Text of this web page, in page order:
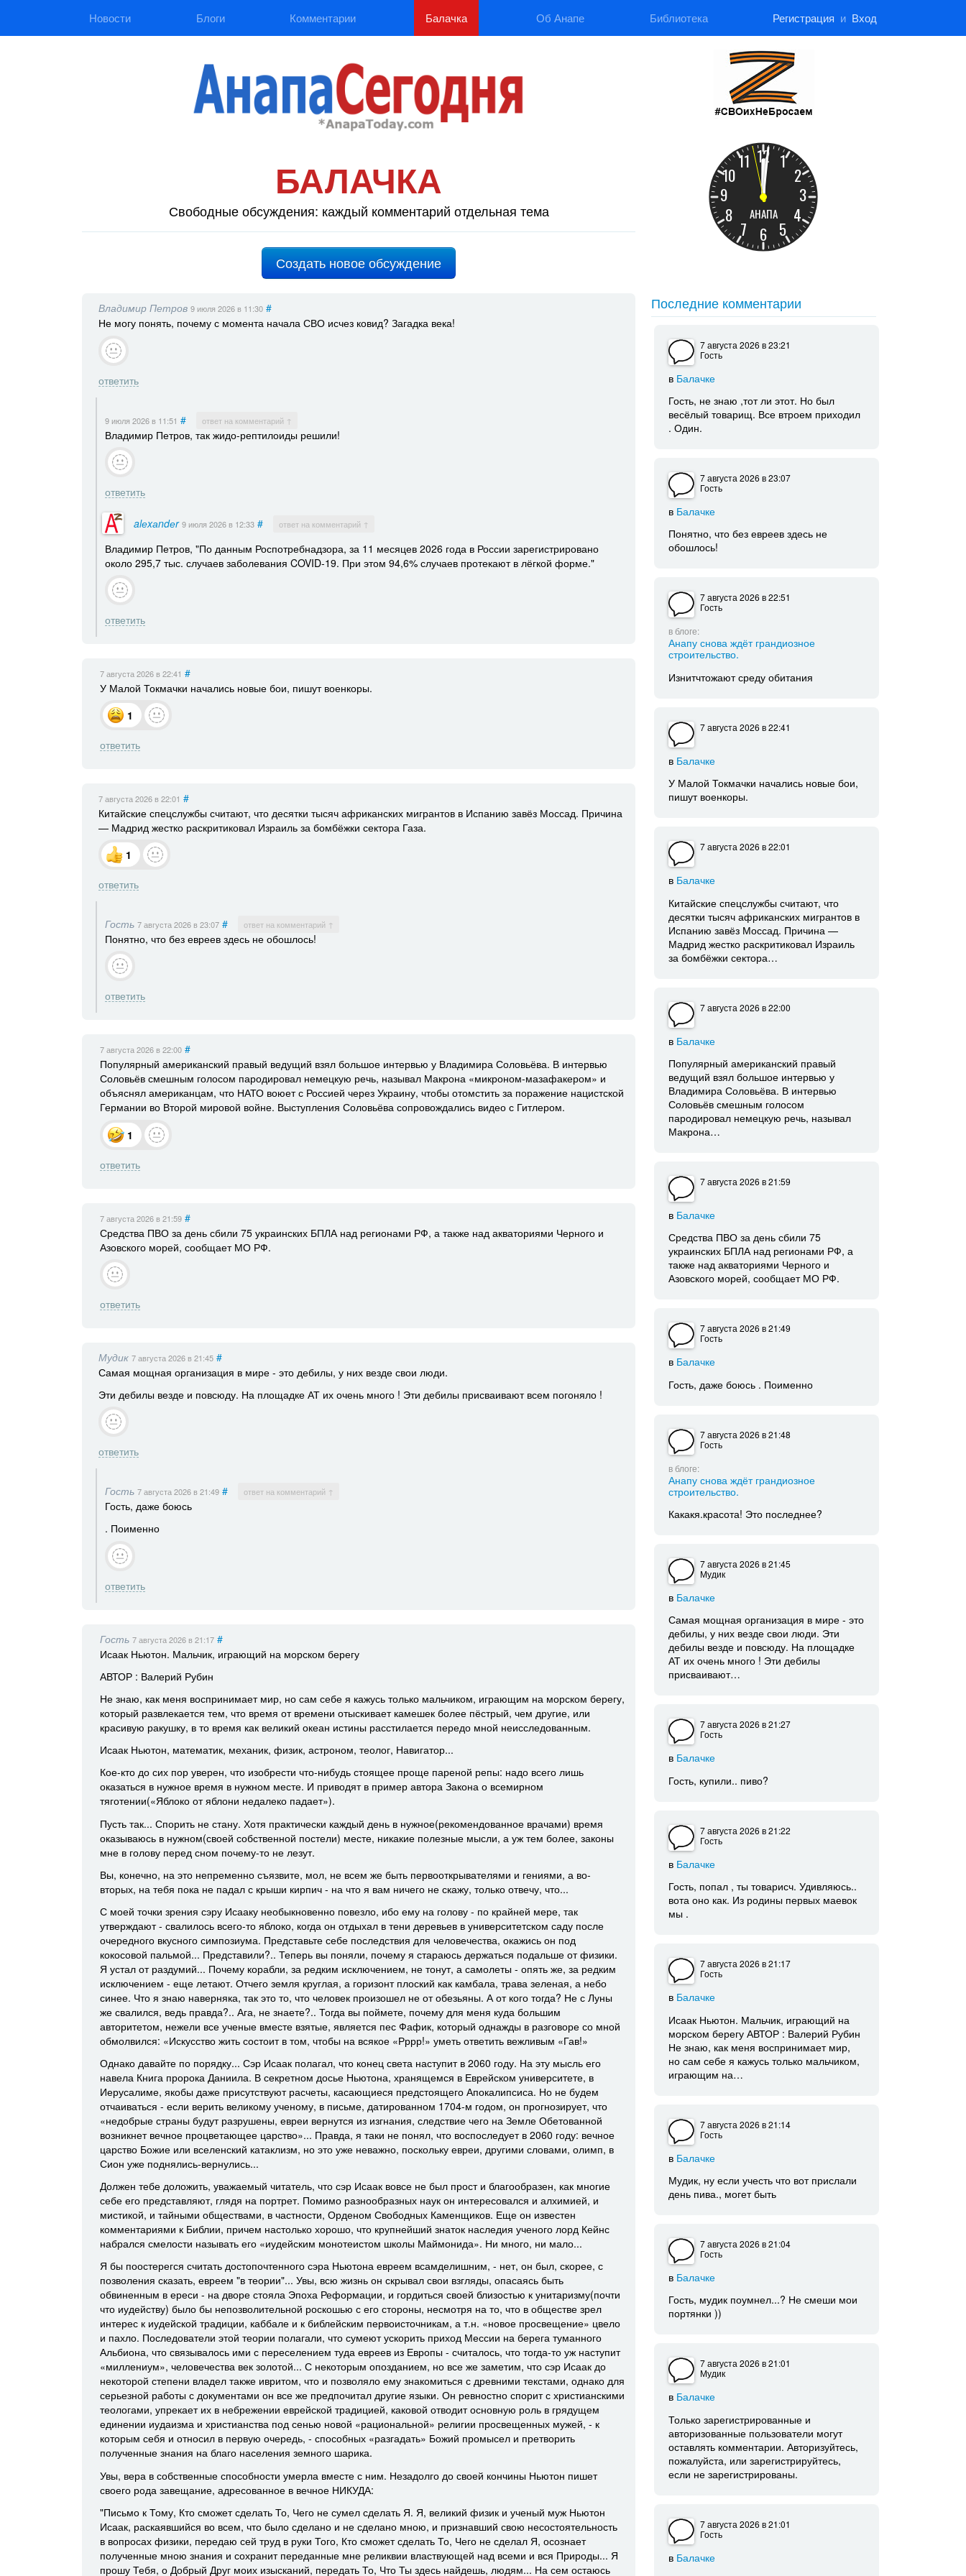
Новости Блоги Комментарии Балачка Об Анапе Библиотека Регистрация и Вход
БАЛАЧКА
Свободные обсуждения: каждый комментарий отдельная тема
Создать новое обсуждение
Владимир Петров 9 июля 2026 в 11:30 #
Не могу понять, почему с момента начала СВО исчез ковид? Загадка века!
ответить
9 июля 2026 в 11:51 # ответ на комментарий ↑
Владимир Петров, так жидо-рептилоиды решили!
ответить
alеxаndеr 9 июля 2026 в 12:33 # ответ на комментарий ↑
Владимир Петров, "По данным Роспотребнадзора, за 11 месяцев 2026 года в России зарегистрировано
около 295,7 тыс. случаев заболевания COVID-19. При этом 94,6% случаев протекают в лёгкой форме."
ответить
7 августа 2026 в 22:41 #
У Малой Токмачки начались новые бои, пишут военкоры.
1
ответить
7 августа 2026 в 22:01 #
Китайские спецслужбы считают, что десятки тысяч африканских мигрантов в Испанию завёз Моссад. Причина
— Мадрид жестко раскритиковал Израиль за бомбёжки сектора Газа.
1
ответить
Гость 7 августа 2026 в 23:07 # ответ на комментарий ↑
Понятно, что без евреев здесь не обошлось!
ответить
7 августа 2026 в 22:00 #
Популярный американский правый ведущий взял большое интервью у Владимира Соловьёва. В интервью
Соловьёв смешным голосом пародировал немецкую речь, называл Макрона «микроном-мазафакером» и
объяснял американцам, что НАТО воюет с Россией через Украину, чтобы отомстить за поражение нацистской
Германии во Второй мировой войне. Выступления Соловьёва сопровождались видео с Гитлером.
1
ответить
7 августа 2026 в 21:59 #
Средства ПВО за день сбили 75 украинских БПЛА над регионами РФ, а также над акваториями Черного и
Азовского морей, сообщает МО РФ.
ответить
Мудик 7 августа 2026 в 21:45 #
Самая мощная организация в мире - это дебилы, у них везде свои люди.
Эти дебилы везде и повсюду. На площадке АТ их очень много ! Эти дебилы присваивают всем погоняло !
ответить
Гость 7 августа 2026 в 21:49 # ответ на комментарий ↑
Гость, даже боюсь
. Поименно
ответить
Гость 7 августа 2026 в 21:17 #
Исаак Ньютон. Мальчик, играющий на морском берегу
АВТОР : Валерий Рубин
Не знаю, как меня воспринимает мир, но сам себе я кажусь только мальчиком, играющим на морском берегу,
который развлекается тем, что время от времени отыскивает камешек более пёстрый, чем другие, или
красивую ракушку, в то время как великий океан истины расстилается передо мной неисследованным.
Исаак Ньютон, математик, механик, физик, астроном, теолог, Навигатор...
Кое-кто до сих пор уверен, что изобрести что-нибудь стоящее проще пареной репы: надо всего лишь
оказаться в нужное время в нужном месте. И приводят в пример автора Закона о всемирном
тяготении(«Яблоко от яблони недалеко падает»).
Пусть так... Спорить не стану. Хотя практически каждый день в нужное(рекомендованное врачами) время
оказываюсь в нужном(своей собственной постели) месте, никакие полезные мысли, а уж тем более, законы
мне в голову перед сном почему-то не лезут.
Вы, конечно, на это непременно съязвите, мол, не всем же быть первооткрывателями и гениями, а во-
вторых, на тебя пока не падал с крыши кирпич - на что я вам ничего не скажу, только отвечу, что...
С моей точки зрения сэру Исааку необыкновенно повезло, ибо ему на голову - по крайней мере, так
утверждают - свалилось всего-то яблоко, когда он отдыхал в тени деревьев в университетском саду после
очередного вкусного симпозиума. Представьте себе последствия для человечества, окажись он под
кокосовой пальмой... Представили?.. Теперь вы поняли, почему я стараюсь держаться подальше от физики.
Я устал от раздумий... Почему корабли, за редким исключением, не тонут, а самолеты - опять же, за редким
исключением - еще летают. Отчего земля круглая, а горизонт плоский как камбала, трава зеленая, а небо
синее. Что я знаю наверняка, так это то, что человек произошел не от обезьяны. А от кого тогда? Не с Луны
же свалился, ведь правда?.. Ага, не знаете?.. Тогда вы поймете, почему для меня куда большим
авторитетом, нежели все ученые вместе взятые, является пес Фафик, который однажды в разговоре со мной
обмолвился: «Искусство жить состоит в том, чтобы на всякое «Рррр!» уметь ответить вежливым «Гав!»
Однако давайте по порядку... Сэр Исаак полагал, что конец света наступит в 2060 году. На эту мысль его
навела Книга пророка Даниила. В секретном досье Ньютона, хранящемся в Еврейском университете, в
Иерусалиме, якобы даже присутствуют расчеты, касающиеся предстоящего Апокалипсиса. Но не будем
отчаиваться - если верить великому ученому, в письме, датированном 1704-м годом, он прогнозирует, что
«недобрые страны будут разрушены, евреи вернутся из изгнания, следствие чего на Земле Обетованной
возникнет вечное процветающее царство»... Правда, я таки не понял, что воспоследует в 2060 году: вечное
царство Божие или вселенский катаклизм, но это уже неважно, поскольку евреи, другими словами, олимп, в
Сион уже поднялись-вернулись...
Должен тебе доложить, уважаемый читатель, что сэр Исаак вовсе не был прост и благообразен, как многие
себе его представляют, глядя на портрет. Помимо разнообразных наук он интересовался и алхимией, и
мистикой, и тайными обществами, в частности, Орденом Свободных Каменщиков. Еще он известен
комментариями к Библии, причем настолько хорошо, что крупнейший знаток наследия ученого лорд Кейнс
набрался смелости называть его «иудейским монотеистом школы Маймонида». Ни много, ни мало...
Я бы поостерегся считать достопочтенного сэра Ньютона евреем всамделишним, - нет, он был, скорее, с
позволения сказать, евреем "в теории"... Увы, всю жизнь он скрывал свои взгляды, опасаясь быть
обвиненным в ереси - на дворе стояла Эпоха Реформации, и гордиться своей близостью к унитаризму(почти
что иудейству) было бы непозволительной роскошью с его стороны, несмотря на то, что в обществе зрел
интерес к иудейской традиции, каббале и к библейским первоисточникам, а т.н. «новое просвещение» цвело
и пахло. Последователи этой теории полагали, что сумеют ускорить приход Мессии на берега туманного
Альбиона, что связывалось ими с переселением туда евреев из Европы - считалось, что тогда-то уж наступит
«миллениум», человечества век золотой... С некоторым опозданием, но все же заметим, что сэр Исаак до
некоторой степени владел также ивритом, что и позволяло ему знакомиться с древними текстами, однако для
серьезной работы с документами он все же предпочитал другие языки. Он ревностно спорит с христианскими
теологами, упрекает их в небрежении еврейской традицией, каковой отводит основную роль в грядущем
единении иудаизма и христианства под сенью новой «рациональной» религии просвещенных мужей, - к
которым себя и относил в первую очередь, - способных «разгадать» Божий промысел и претворить
полученные знания на благо населения земного шарика.
Увы, вера в собственные способности умерла вместе с ним. Незадолго до своей кончины Ньютон пишет
своего рода завещание, адресованное в вечное НИКУДА:
"Письмо к Тому, Кто сможет сделать То, Чего не сумел сделать Я. Я, великий физик и ученый муж Ньютон
Исаак, раскаявшийся во всем, что было сделано и не сделано мною, и признавший свою несостоятельность
в вопросах физики, передаю сей труд в руки Того, Кто сможет сделать То, Чего не сделал Я, осознает
полученные мною знания и сохранит переданные мне реликвии властвующей над всеми и вся Природы... Я
прошу Тебя, о Добрый Друг моих изысканий, передать То, Что Ты здесь найдешь, людям... На сем остаюсь
Последние комментарии
7 августа 2026в 23:21
Гость
в Балачке
Гость, не знаю ,тот ли этот. Но был
весёлый товарищ. Все втроем приходил
. Один.
7 августа 2026в 23:07
Гость
в Балачке
Понятно, что без евреев здесь не
обошлось!
7 августа 2026в 22:51
Гость
в блоге:
Анапу снова ждёт грандиозное
строительство.
Изнитчтожают среду обитания
7 августа 2026в 22:41
в Балачке
У Малой Токмачки начались новые бои,
пишут военкоры.
7 августа 2026в 22:01
в Балачке
Китайские спецслужбы считают, что
десятки тысяч африканских мигрантов в
Испанию завёз Моссад. Причина —
Мадрид жестко раскритиковал Израиль
за бомбёжки сектора…
7 августа 2026в 22:00
в Балачке
Популярный американский правый
ведущий взял большое интервью у
Владимира Соловьёва. В интервью
Соловьёв смешным голосом
пародировал немецкую речь, называл
Макрона…
7 августа 2026в 21:59
в Балачке
Средства ПВО за день сбили 75
украинских БПЛА над регионами РФ, а
также над акваториями Черного и
Азовского морей, сообщает МО РФ.
7 августа 2026в 21:49
Гость
в Балачке
Гость, даже боюсь . Поименно
7 августа 2026в 21:48
Гость
в блоге:
Анапу снова ждёт грандиозное
строительство.
Какакя.красота! Это последнее?
7 августа 2026в 21:45
Мудик
в Балачке
Самая мощная организация в мире - это
дебилы, у них везде свои люди. Эти
дебилы везде и повсюду. На площадке
АТ их очень много ! Эти дебилы
присваивают…
7 августа 2026в 21:27
Гость
в Балачке
Гость, купили.. пиво?
7 августа 2026в 21:22
Гость
в Балачке
Гость, попал , ты товарисч. Удивляюсь..
вота оно как. Из родины первых маевок
мы .
7 августа 2026в 21:17
Гость
в Балачке
Исаак Ньютон. Мальчик, играющий на
морском берегу АВТОР : Валерий Рубин
Не знаю, как меня воспринимает мир,
но сам себе я кажусь только мальчиком,
играющим на…
7 августа 2026в 21:14
Гость
в Балачке
Мудик, ну если учесть что вот прислали
день пива., могет быть
7 августа 2026в 21:04
Гость
в Балачке
Гость, мудик поумнел...? Не смеши мои
портянки ))
7 августа 2026в 21:01
Мудик
в Балачке
Только зарегистрированные и
авторизованные пользователи могут
оставлять комментарии. Авторизуйтесь,
пожалуйста, или зарегистрируйтесь,
если не зарегистрированы.
7 августа 2026в 21:01
Гость
в Балачке